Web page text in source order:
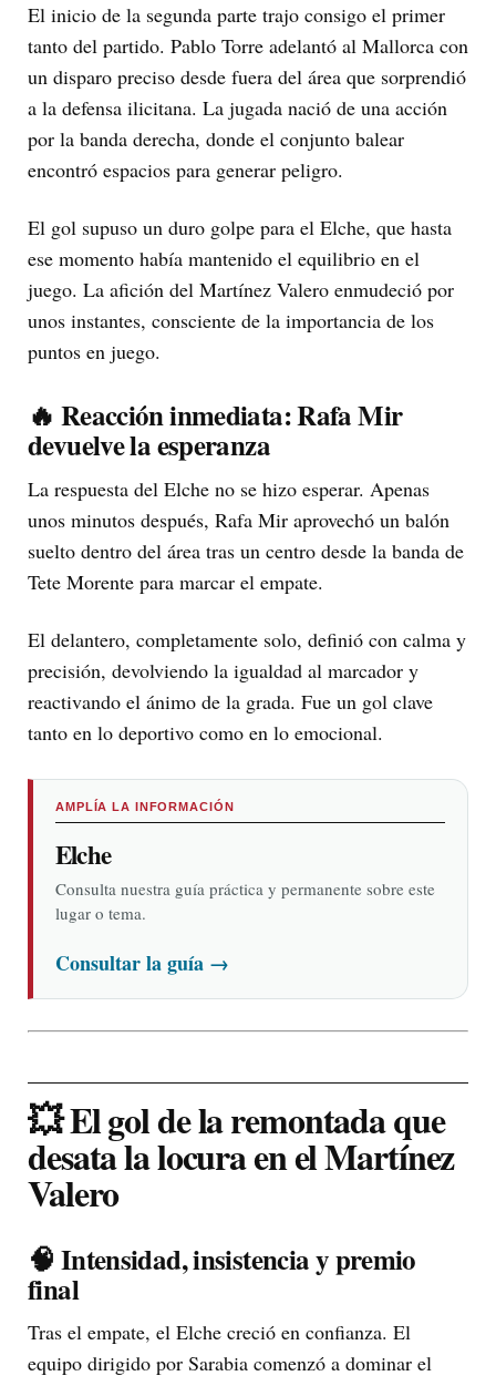
El inicio de la segunda parte trajo consigo el primer
tanto del partido. Pablo Torre adelantó al Mallorca con
un disparo preciso desde fuera del área que sorprendió
a la defensa ilicitana. La jugada nació de una acción
por la banda derecha, donde el conjunto balear
encontró espacios para generar peligro.
El gol supuso un duro golpe para el Elche, que hasta
ese momento había mantenido el equilibrio en el
juego. La afición del Martínez Valero enmudeció por
unos instantes, consciente de la importancia de los
puntos en juego.
🔥 Reacción inmediata: Rafa Mir
devuelve la esperanza
La respuesta del Elche no se hizo esperar. Apenas
unos minutos después, Rafa Mir aprovechó un balón
suelto dentro del área tras un centro desde la banda de
Tete Morente para marcar el empate.
El delantero, completamente solo, definió con calma y
precisión, devolviendo la igualdad al marcador y
reactivando el ánimo de la grada. Fue un gol clave
tanto en lo deportivo como en lo emocional.
AMPLÍA LA INFORMACIÓN
Elche
Consulta nuestra guía práctica y permanente sobre este
lugar o tema.
Consultar la guía →
💥 El gol de la remontada que
desata la locura en el Martínez
Valero
🧠 Intensidad, insistencia y premio
final
Tras el empate, el Elche creció en confianza. El
equipo dirigido por Sarabia comenzó a dominar el